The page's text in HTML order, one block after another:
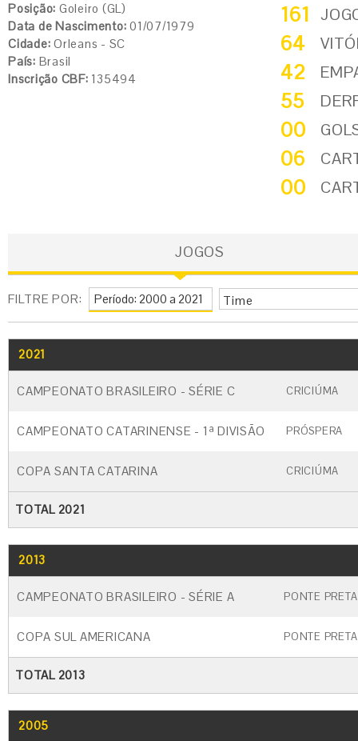
Posição: Goleiro (GL)
Data de Nascimento: 01/07/1979
Cidade: Orleans - SC
País: Brasil
Inscrição CBF: 135494
161
64
42
55
00
06
00
JOGOS
FILTRE POR: Time
2021
CAMPEONATO BRASILEIRO - SÉRIE C CRICIÚMA
CAMPEONATO CATARINENSE - 1ª DIVISÃO PRÓSPERA
COPA SANTA CATARINA CRICIÚMA
TOTAL 2021
2013
CAMPEONATO BRASILEIRO - SÉRIE A PONTE PRETA
COPA SUL AMERICANA PONTE PRETA
TOTAL 2013
2005